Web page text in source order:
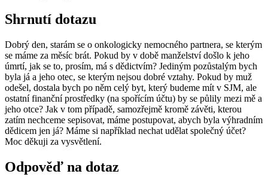
Shrnutí dotazu
Dobrý den, starám se o onkologicky nemocného partnera, se kterým
se máme za měsíc brát. Pokud by v době manželství došlo k jeho
úmrtí, jak se to, prosím, má s dědictvím? Jediným pozůstalým bych
byla já a jeho otec, se kterým nejsou dobré vztahy. Pokud by muž
odešel, dostala bych po něm celý byt, který budeme mít v SJM, ale
ostatní finanční prostředky (na spořícím účtu) by se půlily mezi mě a
jeho otce? Jak v tom případě, samozřejmě kromě závěti, kterou
zatím nechceme sepisovat, máme postupovat, abych byla výhradním
dědicem jen já? Máme si například nechat udělat společný účet?
Moc děkuji za vysvětlení.
Odpověď na dotaz